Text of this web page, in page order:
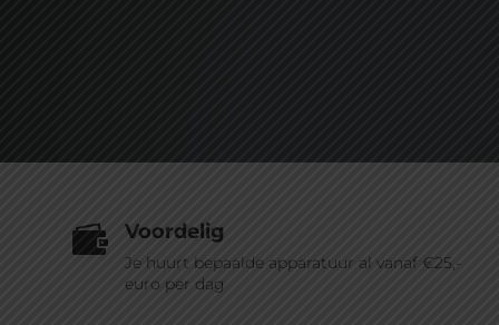
 Voordelig
Je huurt bepaalde apparatuur al vanaf €25,-
euro per dag